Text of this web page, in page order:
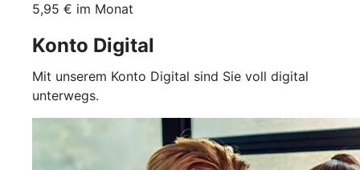
5,95 € im Monat
Konto Digital
Mit unserem Konto Digital sind Sie voll digital
unterwegs.